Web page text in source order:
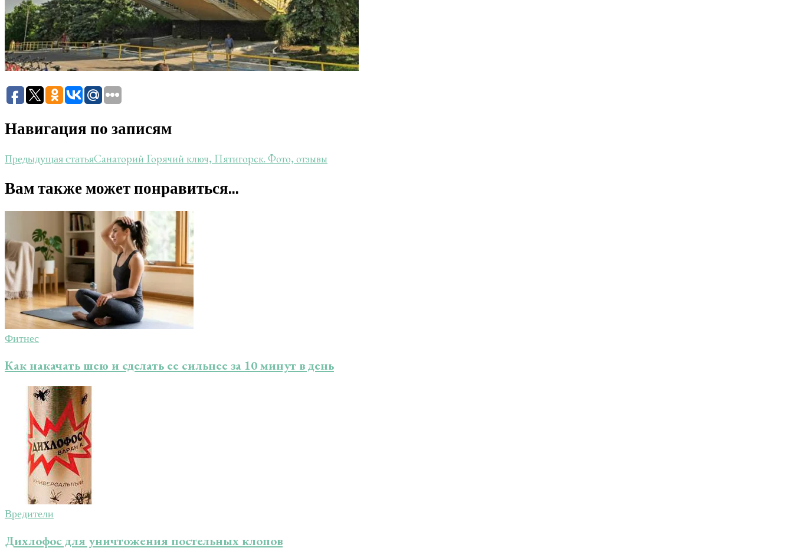
Навигация по записям
Предыдущая статьяСанаторий Горячий ключ, Пятигорск. Фото, отзывы
Вам также может понравиться...
Фитнес
Как накачать шею и сделать ее сильнее за 10 минут в день
Вредители
Дихлофос для уничтожения постельных клопов